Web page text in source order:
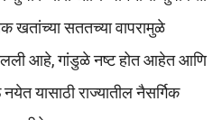
खतांच्या सततच्या वापरामुळे
आहे, गांडुळे नष्ट होत आहेत आणि
यासाठी राज्यातील नैसर्गिक